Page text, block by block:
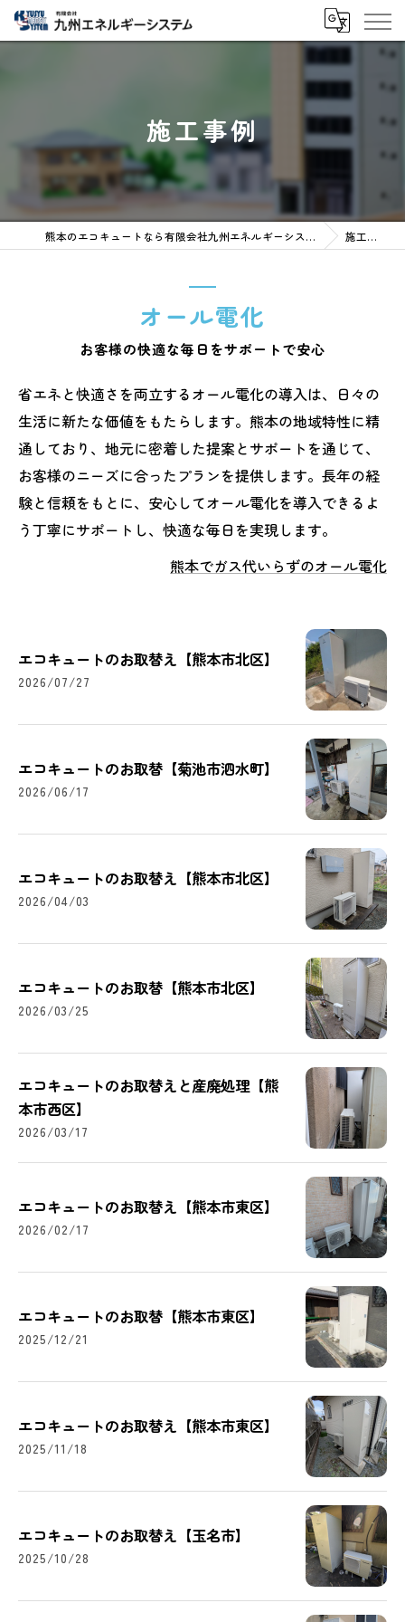
施工事例
熊本のエコキュートなら有限会社九州エネルギーシステム 施工事例
オール電化
お客様の快適な毎日をサポートで安心
省エネと快適さを両立するオール電化の導入は、日々の
生活に新たな価値をもたらします。熊本の地域特性に精
通しており、地元に密着した提案とサポートを通じて、
お客様のニーズに合ったプランを提供します。長年の経
験と信頼をもとに、安心してオール電化を導入できるよ
う丁寧にサポートし、快適な毎日を実現します。
熊本でガス代いらずのオール電化
エコキュートのお取替え【熊本市北区】
2026/07/27
エコキュートのお取替【菊池市泗水町】
2026/06/17
エコキュートのお取替え【熊本市北区】
2026/04/03
エコキュートのお取替【熊本市北区】
2026/03/25
エコキュートのお取替えと産廃処理【熊
本市西区】
2026/03/17
エコキュートのお取替え【熊本市東区】
2026/02/17
エコキュートのお取替【熊本市東区】
2025/12/21
エコキュートのお取替え【熊本市東区】
2025/11/18
エコキュートのお取替え【玉名市】
2025/10/28